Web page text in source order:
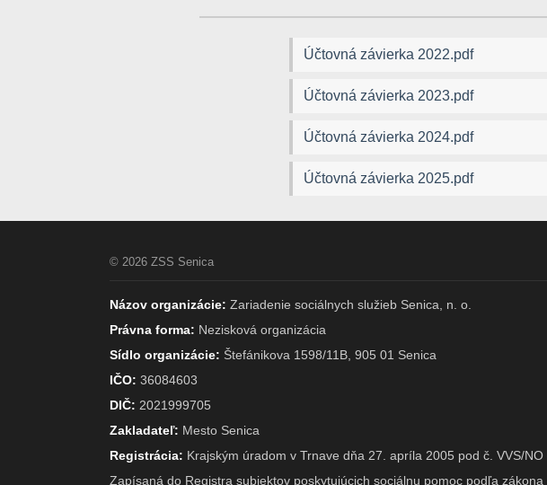
Účtovná závierka 2022.pdf
Účtovná závierka 2023.pdf
Účtovná závierka 2024.pdf
Účtovná závierka 2025.pdf
© 2026 ZSS Senica
Názov organizácie: Zariadenie sociálnych služieb Senica, n. o.
Právna forma: Nezisková organizácia
Sídlo organizácie: Štefánikova 1598/11B, 905 01 Senica
IČO: 36084603
DIČ: 2021999705
Zakladateľ: Mesto Senica
Registrácia: Krajským úradom v Trnave dňa 27. apríla 2005 pod č. VVS/NO
Zapísaná do Registra subjektov poskytujúcich sociálnu pomoc podľa